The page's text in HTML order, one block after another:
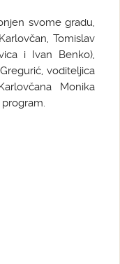
svome gradu,
Tomislav
i Ivan Benko),
voditeljica
Monika